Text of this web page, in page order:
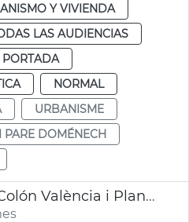
Y VIVIENDA
LAS AUDIENCIAS
PORTADA
NORMAL
URBANISME
PARE DOMÉNECH
Reforma calle de Colón València i Plan Valentia